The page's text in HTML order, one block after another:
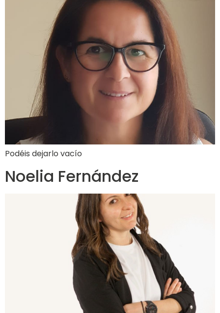
Podéis dejarlo vacío
Noelia Fernández